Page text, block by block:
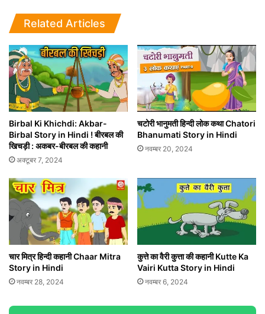
Related Articles
Birbal Ki Khichdi: Akbar-
Birbal Story in Hindi ! बीरबल की
खिचड़ी : अकबर-बीरबल की कहानी
अक्टूबर 7, 2024
चटोरी भानुमती हिन्दी लोक कथा Chatori
Bhanumati Story in Hindi
नवम्बर 20, 2024
चार मित्र हिन्दी कहानी Chaar Mitra
Story in Hindi
नवम्बर 28, 2024
कुत्ते का वैरी कुत्ता की कहानी Kutte Ka
Vairi Kutta Story in Hindi
नवम्बर 6, 2024